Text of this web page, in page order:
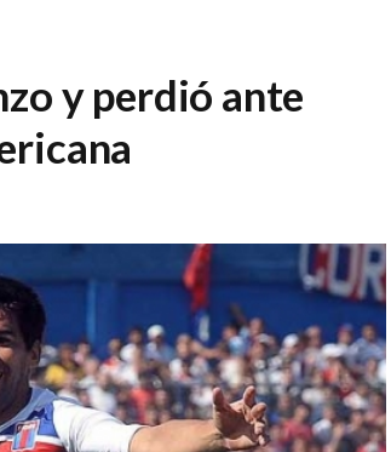
y perdió ante